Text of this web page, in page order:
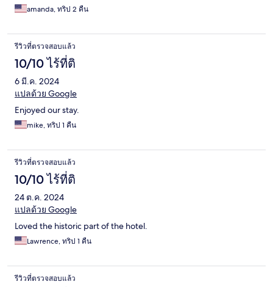
amanda, ทริป 2 คืน
รีวิวที่ตรวจสอบแล้ว
10/10 ไร้ที่ติ
6 มี.ค. 2024
แปลด้วย Google
Enjoyed our stay.
mike, ทริป 1 คืน
รีวิวที่ตรวจสอบแล้ว
10/10 ไร้ที่ติ
24 ต.ค. 2024
แปลด้วย Google
Loved the historic part of the hotel.
Lawrence, ทริป 1 คืน
รีวิวที่ตรวจสอบแล้ว